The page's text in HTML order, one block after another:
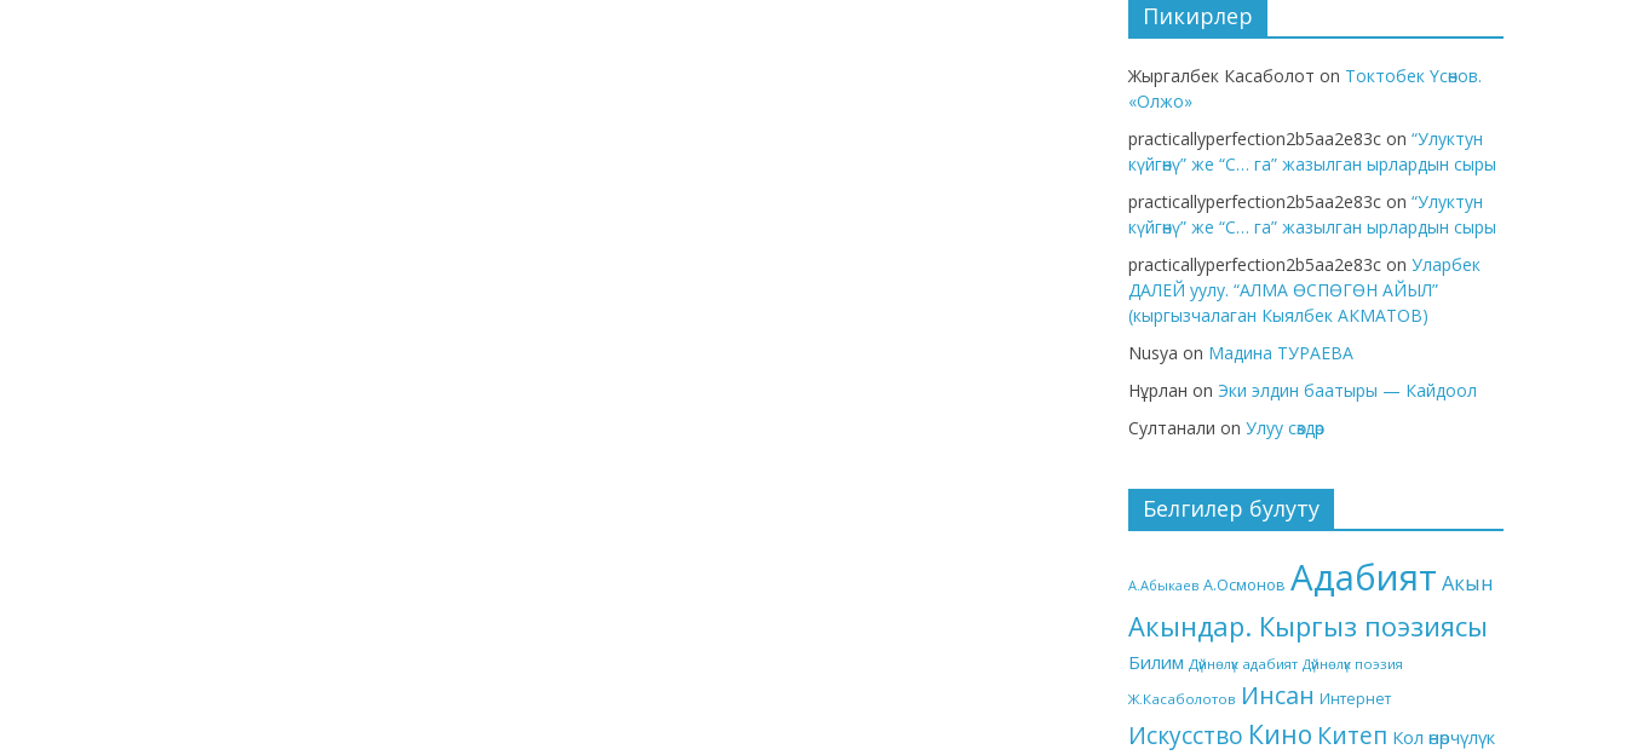
Пикирлер
Жыргалбек Касаболот on Токтобек Үсөнов.
«Олжо»
practicallyperfection2b5aa2e83c on “Улуктун
күйгөнү” же “С… га” жазылган ырлардын сыры
practicallyperfection2b5aa2e83c on “Улуктун
күйгөнү” же “С… га” жазылган ырлардын сыры
practicallyperfection2b5aa2e83c on Уларбек
ДАЛЕЙ уулу. “АЛМА ӨСПӨГӨН АЙЫЛ”
(кыргызчалаган Кыялбек АКМАТОВ)
Nusya on Мадина ТУРАЕВА
Нұрлан on Эки элдин баатыры — Кайдоол
Султанали on Улуу сөздөр
Белгилер булуту
А.Абыкаев А.Осмонов Адабият Акын
Акындар. Кыргыз поэзиясы
Билим Дүйнөлүк адабият Дүйнөлүк поэзия
Ж.Касаболотов Инсан Интернет
Искусство Кино Китеп Кол өнөрчүлүк